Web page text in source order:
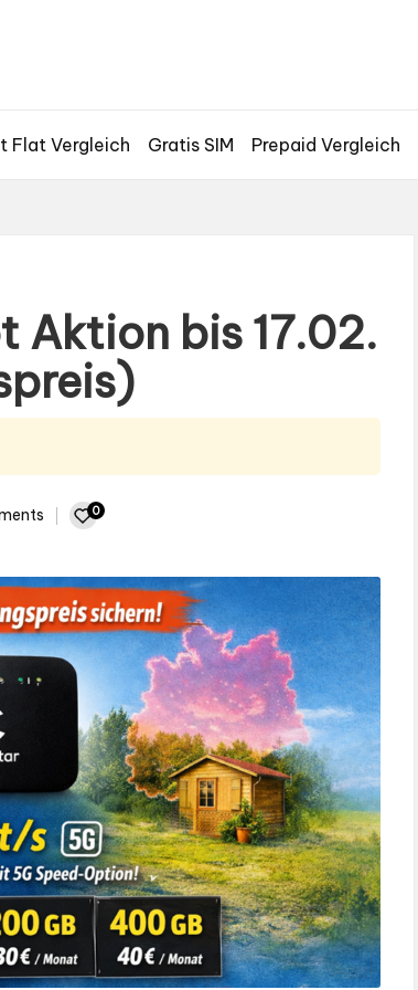
Flat Vergleich Gratis SIM Prepaid Vergleich
Aktion bis 17.02.
0